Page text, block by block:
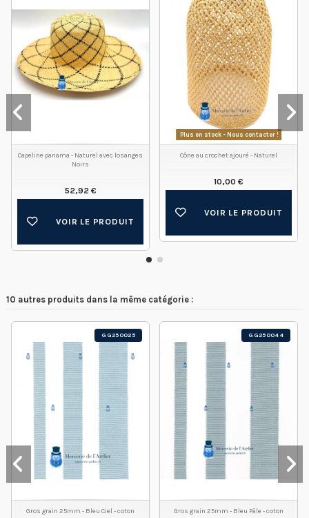
Capeline panama - Naturel avec losanges
Noirs
52,92 €
VOIR LE PRODUIT
Plus en stock - Nous contacter !
Cône au crochet ajouré - Naturel
10,00 €
VOIR LE PRODUIT
10 autres produits dans la même catégorie :
GG250025
Gros grain 25mm - Bleu Ciel - coton
GG250044
Gros grain 25mm - Bleu Pâle - coton